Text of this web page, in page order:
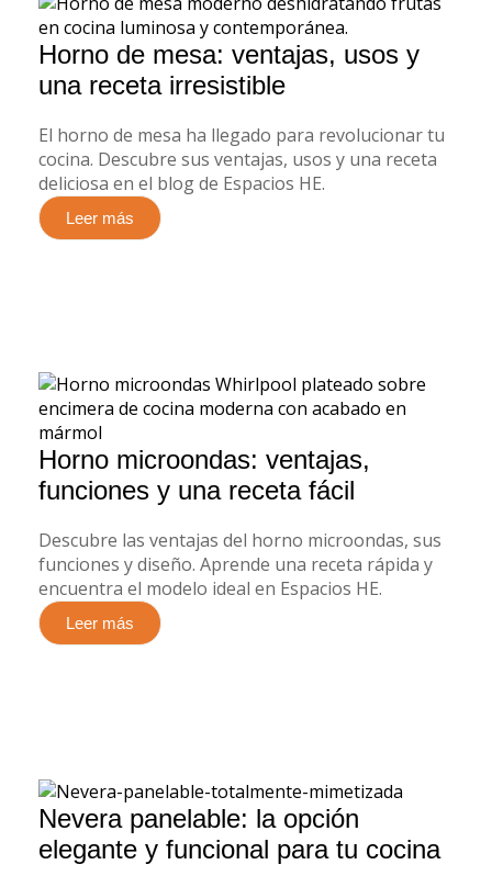
Horno de mesa: ventajas, usos y
una receta irresistible
El horno de mesa ha llegado para revolucionar tu
cocina. Descubre sus ventajas, usos y una receta
deliciosa en el blog de Espacios HE.
Leer más
Horno microondas: ventajas,
funciones y una receta fácil
Descubre las ventajas del horno microondas, sus
funciones y diseño. Aprende una receta rápida y
encuentra el modelo ideal en Espacios HE.
Leer más
Nevera panelable: la opción
elegante y funcional para tu cocina